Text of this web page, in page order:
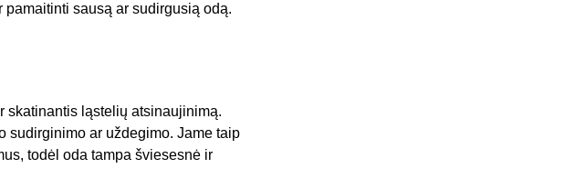
sausą ar sudirgusią odą.
skatinantis ląstelių atsinaujinimą.
sudirginimo ar uždegimo. Jame taip
todėl oda tampa šviesesnė ir